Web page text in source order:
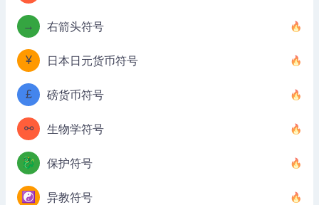
→ 右箭头符号
¥ 日本日元货币符号
£ 磅货币符号
⚯ 生物学符号
🐉 保护符号
☯️ 异教符号